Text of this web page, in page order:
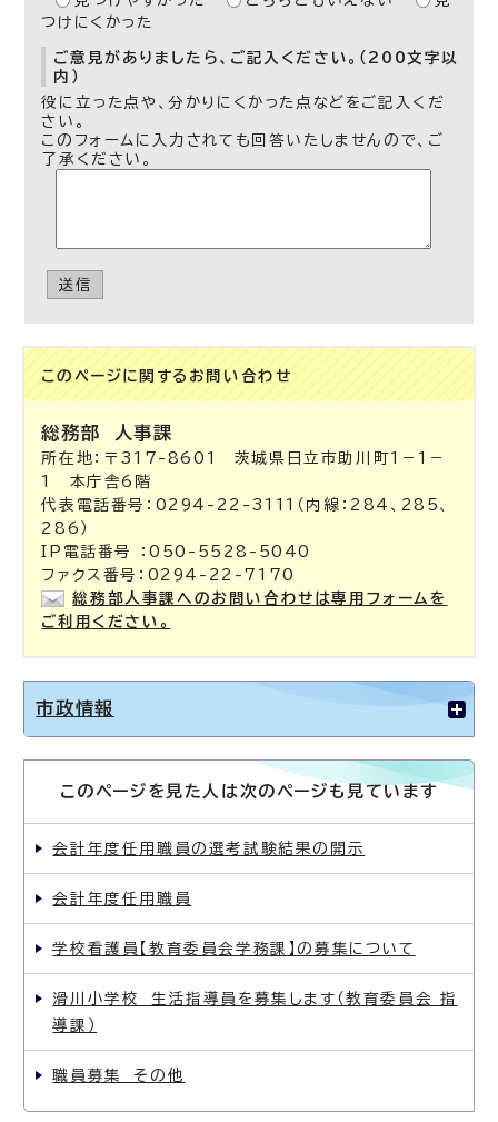
つけにくかった
ご意見がありましたら、ご記入ください。（200文字以
内）
役に立った点や、分かりにくかった点などをご記入くだ
さい。
このフォームに入力されても回答いたしませんので、ご
了承ください。
送信
このページに関する お問い合わせ
総務部 人事課
所在地：〒317-8601 茨城県日立市助川町1－1－
1 本庁舎6階
代表電話番号：0294-22-3111（内線：284、285、
286）
IP電話番号 ：050-5528-5040
ファクス番号：0294-22-7170
総務部人事課へのお問い合わせは専用フォームを
ご利用ください。
市政情報
このページを見た人は次のページも見ています
会計年度任用職員の選考試験結果の開示
会計年度任用職員
学校看護員【教育委員会学務課】の募集について
滑川小学校 生活指導員を募集します（教育委員会 指
導課）
職員募集 その他